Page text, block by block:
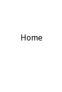
Home